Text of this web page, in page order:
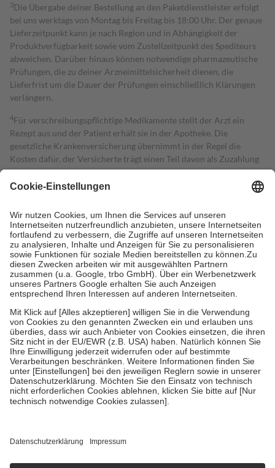
3Die Übergabe deiner Bestellung an den Paketdienstleister erfolgt
bei uns werktags von Montag bis Freitag bis 18:00 Uhr. Der genaue
Lieferzeitpunkt kann je nach Region und in Abhängigkeit der
Produktverfügbarkeit sowie vom Zustellzeitpunkt des Spediteurs
abweichen. Darüber hinaus können notwendige pharmazeutische
Prüfungen, die zu deiner Arzneimittelsicherheit dienen, die
Lieferfrist um die Dauer der Prüfungen einschließlich Klärungen
verlängern.
4Für verschreibungspflichtige Medikamente stellt der Arzt ein
Rezept aus und der Patient erhält sie in der Apotheke. Die
gesetzliche Krankenversicherung übernimmt in der Regel die
Kosten dafür, der Versicherte trägt einen Teil davon als Zuzahlung
mit.
Grundsätzlich leisten Mitglieder Zuzahlungen in Höhe von zehn
höchstens zehn Euro.
Es sind jedoch nie mehr als die tatsächlichen
Kosten der Leistung zu entrichten.
Diese Regeln gelten grundsätzlich auch für Online-Apotheken.
Bei Heilmitteln und häuslicher Krankenpflege beträgt die
Zuzahlung zehn Prozent der Kosten sowie zehn Euro je
Verordnung.
Um das Engagement der Versicherten für ihre eigene Gesundheit zu
stärken und die besondere Stellung der Familie zu unterstützen,
fallenkeine Zuzahlungenan bei:
• Kindern und Jugendlichen bis zum vollendeten 18. Lebensjahr
mit Ausnahme der Fahrkosten
• Untersuchungen zur Vorsorge und Früherkennung, die von der
GKV getragen werden
• empfohlenen Schutzimpfungen
• Harn- und Blutteststreifen
getroffen, um sicherzustellen, dass es sich um echte Bewertungen
https://help.etrusted.com/hc/de/articles/4419944605341